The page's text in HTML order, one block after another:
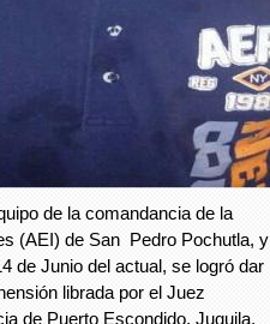
de la comandancia de la
(AEI) de San Pedro Pochutla, y
de Junio del actual, se logró dar
librada por el Juez
de Puerto Escondido, Juquila,